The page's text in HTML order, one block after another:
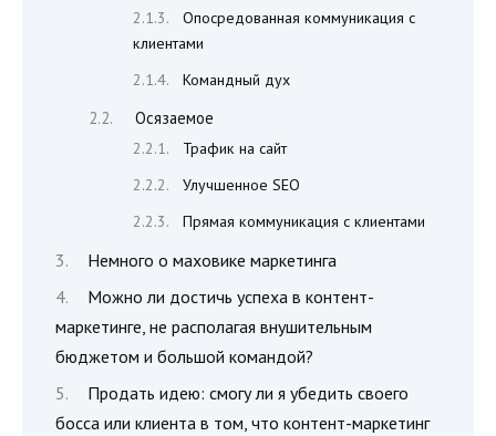
Опосредованная коммуникация с
клиентами
Командный дух
Осязаемое
Трафик на сайт
Улучшенное SEO
Прямая коммуникация с клиентами
Немного о маховике маркетинга
Можно ли достичь успеха в контент-
маркетинге, не располагая внушительным
бюджетом и большой командой?
Продать идею: смогу ли я убедить своего
босса или клиента в том, что контент-маркетинг